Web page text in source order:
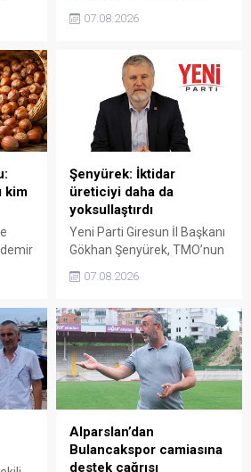
Açıklanan rakamın üreticinin
karşılamadığını belirten
Gezmiş, “Üreticiyi yok
sayanı, günü geldiğinde
üretici de yok sayacaktır”
dedi.
07.08.2026
kim
Şenyürek: İktidar
üreticiyi daha da
yoksullaştırdı
Yeni Parti Giresun İl Başkanı
Gökhan Şenyürek, TMO’nun
açıkladığı 255 liralık fiyatı
nitelendirdi. Artışın yıllık
enflasyonun altında kaldığını
belirten Şenyürek, kararın
üreticiyi değil tekelleri
koruduğunu savundu.
07.08.2026
Alparslan’dan
Bulancakspor camiasına
destek çağrısı